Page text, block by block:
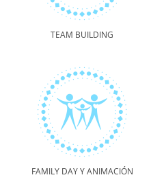
TEAM BUILDING
FAMILY DAY Y ANIMACIÓN